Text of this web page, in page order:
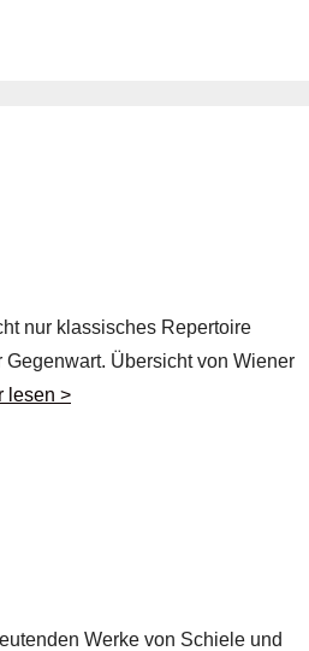
nur klassisches Repertoire
Übersicht von Wiener
lesen >
Werke von Schiele und